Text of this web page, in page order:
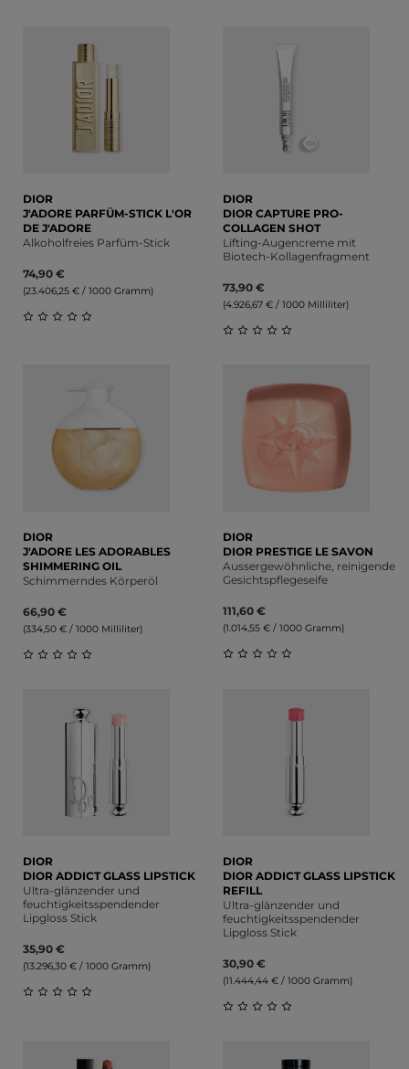
DIOR
J'ADORE PARFÜM-STICK L'OR
DE J'ADORE
Alkoholfreies Parfüm-Stick
74,90 €
(23.406,25 € / 1000 Gramm)
DIOR
DIOR CAPTURE PRO-
COLLAGEN SHOT
Lifting-Augencreme mit
Biotech-Kollagenfragment
73,90 €
(4.926,67 € / 1000 Milliliter)
DIOR
J'ADORE LES ADORABLES
SHIMMERING OIL
Schimmerndes Körperöl
66,90 €
(334,50 € / 1000 Milliliter)
DIOR
DIOR PRESTIGE LE SAVON
Aussergewöhnliche, reinigende
Gesichtspflegeseife
111,60 €
(1.014,55 € / 1000 Gramm)
DIOR
DIOR ADDICT GLASS LIPSTICK
Ultra-glänzender und
feuchtigkeitsspendender
Lipgloss Stick
35,90 €
(13.296,30 € / 1000 Gramm)
DIOR
DIOR ADDICT GLASS LIPSTICK
REFILL
Ultra-glänzender und
feuchtigkeitsspendender
Lipgloss Stick
30,90 €
(11.444,44 € / 1000 Gramm)